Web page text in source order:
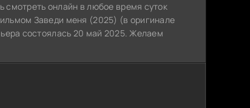
смотреть онлайн в любое время суток
Заведи меня (2025) (в оригинале
состоялась 20 май 2025. Желаем